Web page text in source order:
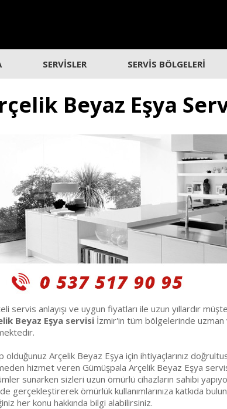
SERVİSLER SERVİS BÖLGELERİ
Beyaz Eşya
servis anlayışı ve uygun fiyatları ile uzun yıllardır
Beyaz Eşya servisi İzmir'in tüm bölgelerinde
olduğunuz Arçelik Beyaz Eşya için ihtiyaçlarınız
hizmet veren Gümüşpala Arçelik Beyaz Eşya
sunarken sizleri uzun ömürlü cihazların sahibi
gerçekleştirerek ömürlük kullanımlarınıza katkıda
her konu hakkında bilgi alabilirsiniz.